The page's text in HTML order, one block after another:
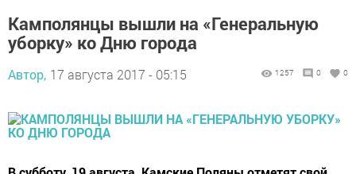
Камполянцы вышли на «Генеральную
уборку» ко Дню города
Автор, 17 августа 2017 - 05:15 1257 0 0